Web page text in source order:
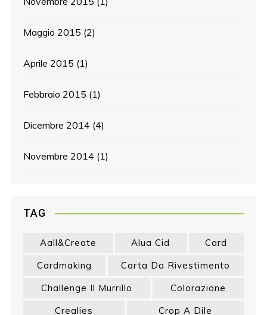
Maggio 2015 (2)
Aprile 2015 (1)
Febbraio 2015 (1)
Dicembre 2014 (4)
Novembre 2014 (1)
TAG
Aall&create Alua Cid
Card
Cardmaking
Carta Da Rivestimento
Challenge Il Murrillo
Colorazione
Crealies
Crop A Dile